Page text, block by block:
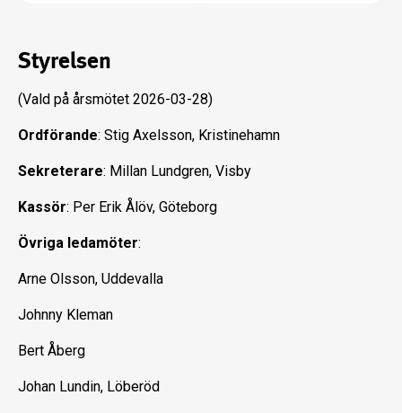
Styrelsen
(Vald på årsmötet 2026-03-28)
Ordförande: Stig Axelsson, Kristinehamn
Sekreterare: Millan Lundgren, Visby
Kassör: Per Erik Ålöv, Göteborg
Övriga ledamöter:
Arne Olsson, Uddevalla
Johnny Kleman
Bert Åberg
Johan Lundin, Löberöd